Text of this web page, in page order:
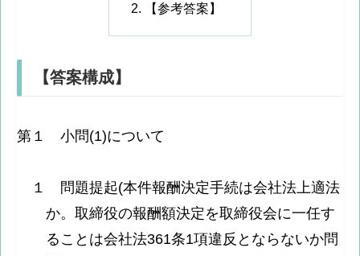
【参考答案】
【答案構成】
第１ 小問(1)について
１ 問題提起(本件報酬決定手続は会社法上適法
か。取締役の報酬額決定を取締役会に一任す
ることは会社法361条1項違反とならないか問